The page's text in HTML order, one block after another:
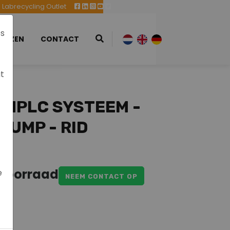
Labrecycling Outlet
CONTACT
SYSTEEM -
- RID
NEEM CONTACT OP